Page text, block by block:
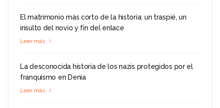
El matrimonio más corto de la historia: un traspié, un
insulto del novio y fin del enlace
Leer más
La desconocida historia de los nazis protegidos por el
franquismo en Denia
Leer más